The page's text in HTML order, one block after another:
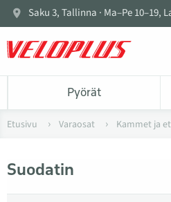
Saku 3, Tallinna · Ma–Pe 10–19,
Pyörät
Etusivu Varaosat Kammet ja
Suodatin